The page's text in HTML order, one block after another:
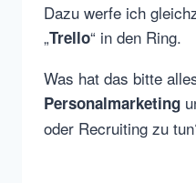
Dazu werfe ich
„Trello“ in den Ring.
Was hat das bitte
Personalmarketing
oder Recruiting zu